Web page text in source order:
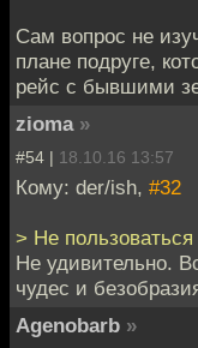
Сам вопрос не
плане подруге,
рейс с бывшими
zioma »
#54 | 18.10.16 13:57
Кому: der/ish, #32
> Не
Не удивительно.
чудес и
Agenobarb »